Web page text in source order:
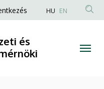
HU EN
és